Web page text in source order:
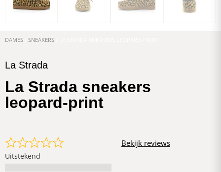
DAMES SNEAKERS
La Strada
La Strada sneakers
leopard-print
Uitstekend
Bekijk reviews